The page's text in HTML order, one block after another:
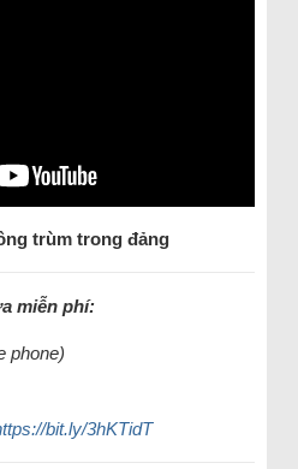
trùm trong đảng
miễn phí:
phone)
bit.ly/3hKTidT